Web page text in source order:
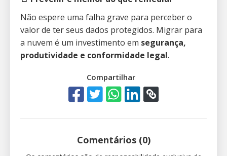
Não espere uma falha grave para perceber o
valor de ter seus dados protegidos. Migrar para
a nuvem é um investimento em segurança,
produtividade e conformidade legal.
Compartilhar
Comentários (0)